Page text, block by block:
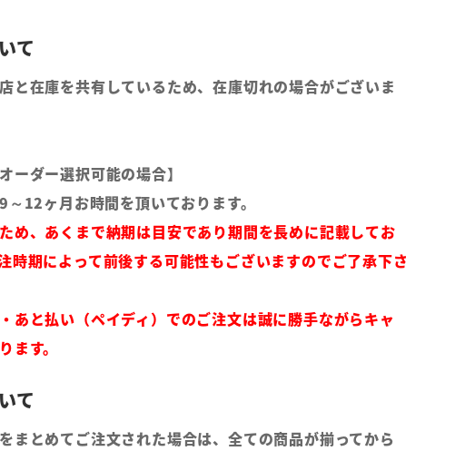
と在庫を共有しているため、在庫切れの場合がございま
ーダー選択可能の場合】
～12ヶ月お時間を頂いております。
め、あくまで納期は目安であり期間を長めに記載してお
時期によって前後する可能性もございますのでご了承下さ
あと払い（ペイディ）でのご注文は誠に勝手ながらキャ
ます。
まとめてご注文された場合は、全ての商品が揃ってから